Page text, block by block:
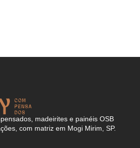
madeirites e painéis OSB
com matriz em Mogi Mirim, SP.